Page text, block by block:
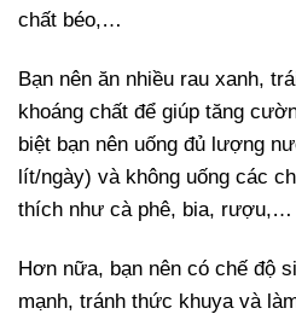
chất béo,…
Bạn nên ăn nhiều rau xanh,
khoáng chất để giúp tăng
biệt bạn nên uống đủ lượng
lít/ngày) và không uống các
thích như cà phê, bia, rượu,…
Hơn nữa, bạn nên có chế độ
mạnh, tránh thức khuya và